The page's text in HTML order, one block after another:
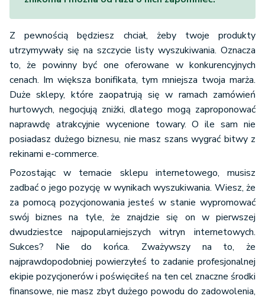
Z pewnością będziesz chciał, żeby twoje produkty
utrzymywały się na szczycie listy wyszukiwania. Oznacza
to, że powinny być one oferowane w konkurencyjnych
cenach. Im większa bonifikata, tym mniejsza twoja marża.
Duże sklepy, które zaopatrują się w ramach zamówień
hurtowych, negocjują zniżki, dlatego mogą zaproponować
naprawdę atrakcyjnie wycenione towary. O ile sam nie
posiadasz dużego biznesu, nie masz szans wygrać bitwy z
rekinami e-commerce.
Pozostając w temacie sklepu internetowego, musisz
zadbać o jego pozycję w wynikach wyszukiwania. Wiesz, że
za pomocą pozycjonowania jesteś w stanie wypromować
swój biznes na tyle, że znajdzie się on w pierwszej
dwudziestce najpopularniejszych witryn internetowych.
Sukces? Nie do końca. Zważywszy na to, że
najprawdopodobniej powierzyłeś to zadanie profesjonalnej
ekipie pozycjonerów i poświęciłeś na ten cel znaczne środki
finansowe, nie masz zbyt dużego powodu do zadowolenia,